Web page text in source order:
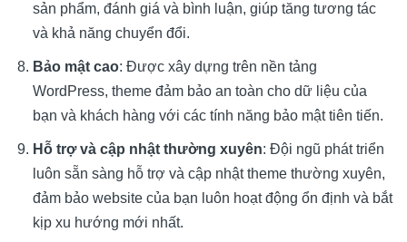
sản phẩm, đánh giá và bình luận, giúp tăng tương tác
và khả năng chuyển đổi.
Bảo mật cao: Được xây dựng trên nền tảng
WordPress, theme đảm bảo an toàn cho dữ liệu của
bạn và khách hàng với các tính năng bảo mật tiên tiến.
Hỗ trợ và cập nhật thường xuyên: Đội ngũ phát triển
luôn sẵn sàng hỗ trợ và cập nhật theme thường xuyên,
đảm bảo website của bạn luôn hoạt động ổn định và bắt
kịp xu hướng mới nhất.